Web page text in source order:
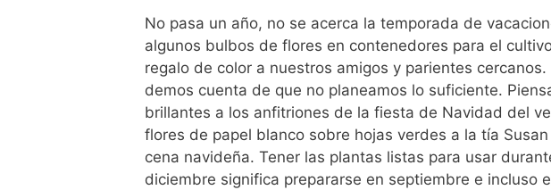
No pasa un año, no se acerca la temporada de
algunos bulbos de flores en contenedores para el
regalo de color a nuestros amigos y parientes
demos cuenta de que no planeamos lo suficiente.
brillantes a los anfitriones de la fiesta de Navidad del
flores de papel blanco sobre hojas verdes a la tía
cena navideña. Tener las plantas listas para usar
diciembre significa prepararse en septiembre e incluso